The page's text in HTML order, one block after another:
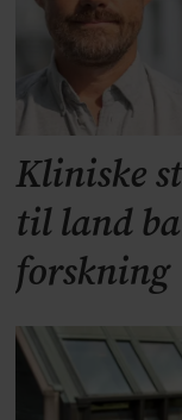
Kliniske
til land
forskning